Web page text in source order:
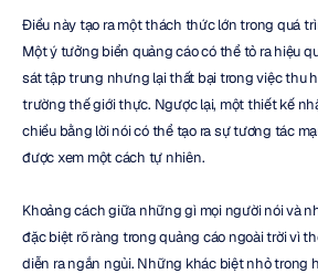
Điều này tạo ra một thách thức lớn trong quá
Một ý tưởng biển quảng cáo có thể tỏ ra hiệu
sát tập trung nhưng lại thất bại trong việc thu
trường thế giới thực. Ngược lại, một thiết kế
chiều bằng lời nói có thể tạo ra sự tương tác
được xem một cách tự nhiên.
Khoảng cách giữa những gì mọi người nói và
đặc biệt rõ ràng trong quảng cáo ngoài trời vì
diễn ra ngắn ngủi. Những khác biệt nhỏ trong